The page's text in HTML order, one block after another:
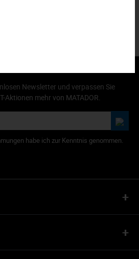
Newsletter und verpassen Sie
Aktionen mehr von MATADOR.
habe ich zur Kenntnis genommen.
+
+